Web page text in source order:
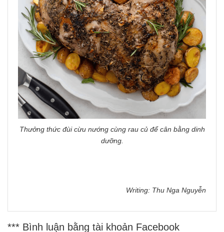
Thưởng thức đùi cừu nướng cùng rau củ để cân bằng dinh
dưỡng.
Writing: Thu Nga Nguyễn
*** Bình luận bằng tài khoản Facebook